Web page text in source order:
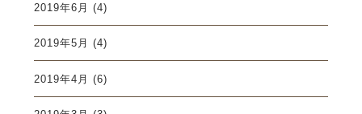
2019年6月 (4)
2019年5月 (4)
2019年4月 (6)